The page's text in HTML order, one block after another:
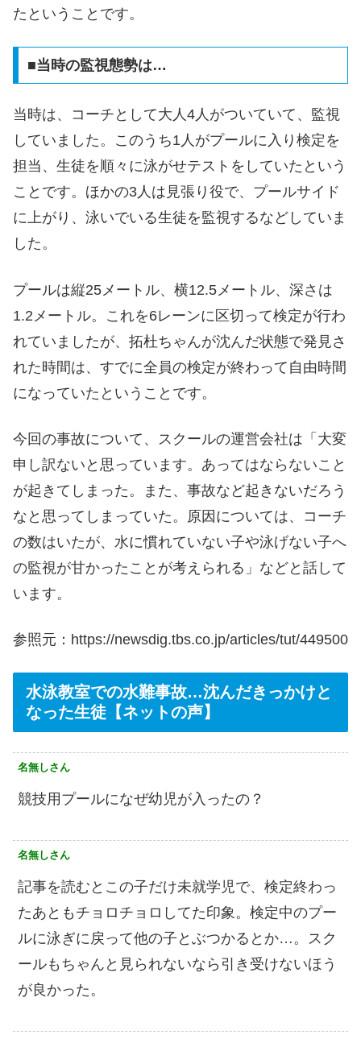
たということです。
■当時の監視態勢は…
当時は、コーチとして大人4人がついていて、監視
していました。このうち1人がプールに入り検定を
担当、生徒を順々に泳がせテストをしていたという
ことです。ほかの3人は見張り役で、プールサイド
に上がり、泳いでいる生徒を監視するなどしていま
した。
プールは縦25メートル、横12.5メートル、深さは
1.2メートル。これを6レーンに区切って検定が行わ
れていましたが、拓杜ちゃんが沈んだ状態で発見さ
れた時間は、すでに全員の検定が終わって自由時間
になっていたということです。
今回の事故について、スクールの運営会社は「大変
申し訳ないと思っています。あってはならないこと
が起きてしまった。また、事故など起きないだろう
なと思ってしまっていた。原因については、コーチ
の数はいたが、水に慣れていない子や泳げない子へ
の監視が甘かったことが考えられる」などと話して
います。
参照元：https://newsdig.tbs.co.jp/articles/tut/449500
水泳教室での水難事故…沈んだきっかけと
なった生徒【ネットの声】
名無しさん
競技用プールになぜ幼児が入ったの？
名無しさん
記事を読むとこの子だけ未就学児で、検定終わっ
たあともチョロチョロしてた印象。検定中のプー
ルに泳ぎに戻って他の子とぶつかるとか…。スク
ールもちゃんと見られないなら引き受けないほう
が良かった。